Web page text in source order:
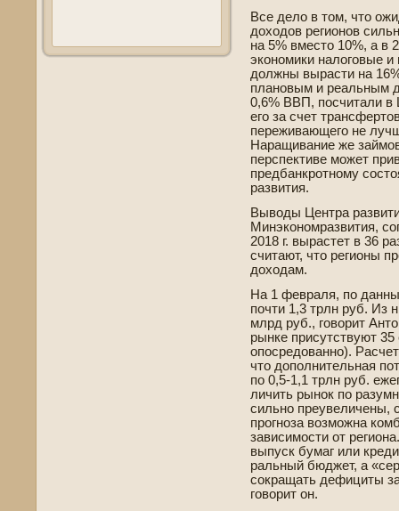
Все де­ло в том, что
доходов регионов
на 5% вместо 10%, а в
экономики налоговые
должны вырасти на
плановым и реальным
0,6% ВВП, посчитали в
его за счет
переживающего не
Наращивание же
перспективе­ может
предбанкротному
развития.
Выводы Центра
Минэкономразвития,
2018 г. вырастет в 36
считают, что регионы
доходам.
На 1 февраля, по
почти 1,3 трлн руб. Из
млрд руб., говорит
рынке присутствуют
опосредованно).
что дополнительная
по 0,5-1,1 трлн руб.
личить рынок по
сильно преуве­личены,
прогноза возможна
зависимости от
выпуск бумаг или
ральный бюджет, а
сокращать де­фициты
говорит он.